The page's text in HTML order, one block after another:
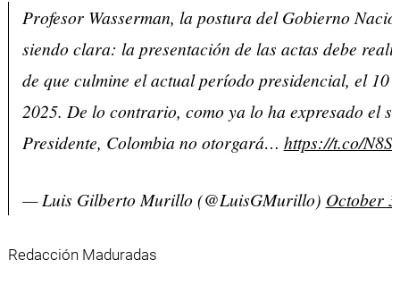
Profesor Wasserman, la postura del Gobierno
siendo clara: la presentación de las actas debe
de que culmine el actual período presidencial, el 10
2025. De lo contrario, como ya lo ha expresado el
Presidente, Colombia no otorgará… https://t.co/
— Luis Gilberto Murillo (@LuisGMurillo) October
Redacción Maduradas